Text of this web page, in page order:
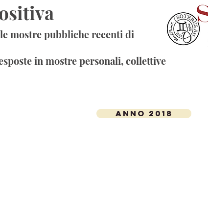
mostre pubbliche recenti di
in mostre personali, collettive
ANNO 2018